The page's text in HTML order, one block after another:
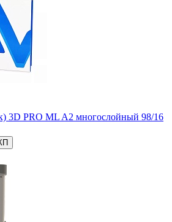
3D PRO ML A2 многослойный 98/16